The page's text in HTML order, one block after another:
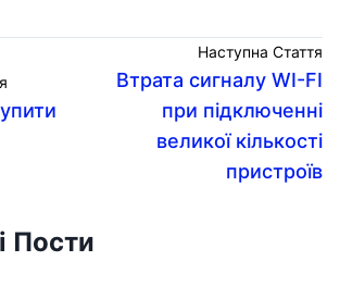
Наступна Стаття
Втрата сигналу WI-FI
при підключенні
великої кількості
пристроїв
Пости